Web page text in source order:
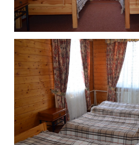
Документация
Партнерство
Календарь событий
ООО "Шуколово Отель"
Юр. адрес: 141850, Московская обл.,
Дмитровский ГО, д. Шуколово, д. 108, пом. 2
ИНН 7725243035 / КПП 500701001
ОГРН 1037725058942